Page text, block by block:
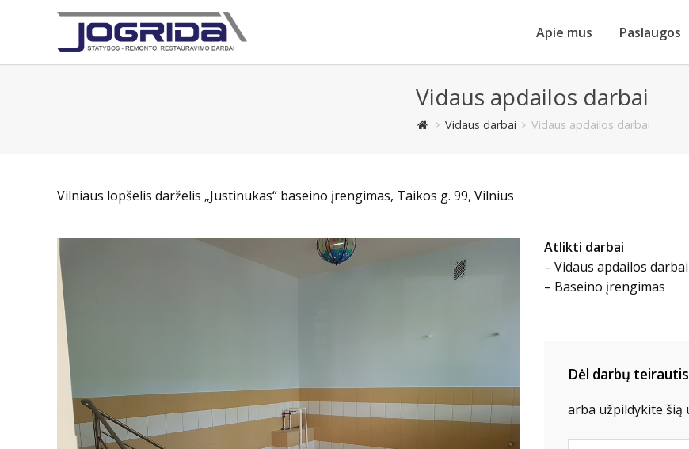
Apie mus Paslaugos
Vidaus apdailos darbai
Vidaus darbai Vidaus apdailos darbai
Vilniaus lopšelis darželis „Justinukas“ baseino įrengimas, Taikos g. 99, Vilnius
Atlikti darbai
– Vidaus apdailos darbai
– Baseino įrengimas
Dėl darbų
arba užpildykite šią